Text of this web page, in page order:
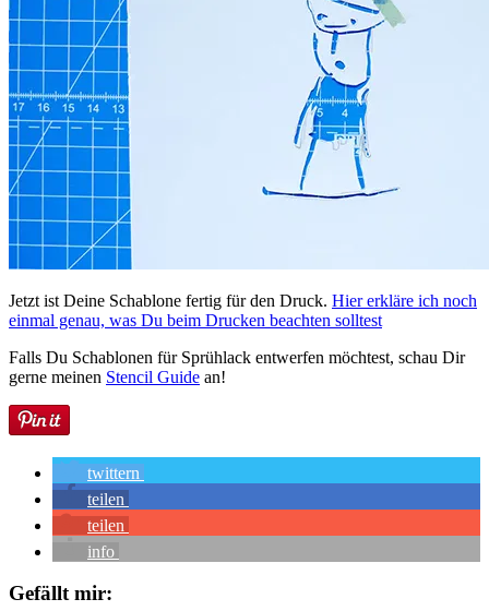
Jetzt ist Deine Schablone fertig für den Druck. Hier erkläre ich noch
einmal genau, was Du beim Drucken beachten solltest
Falls Du Schablonen für Sprühlack entwerfen möchtest, schau Dir
gerne meinen Stencil Guide an!
twittern
teilen
teilen
info
Gefällt mir: